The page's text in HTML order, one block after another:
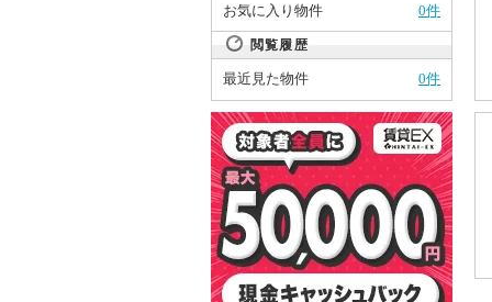
お気に入り物件 0件
閲覧履歴
最近見た物件 0件